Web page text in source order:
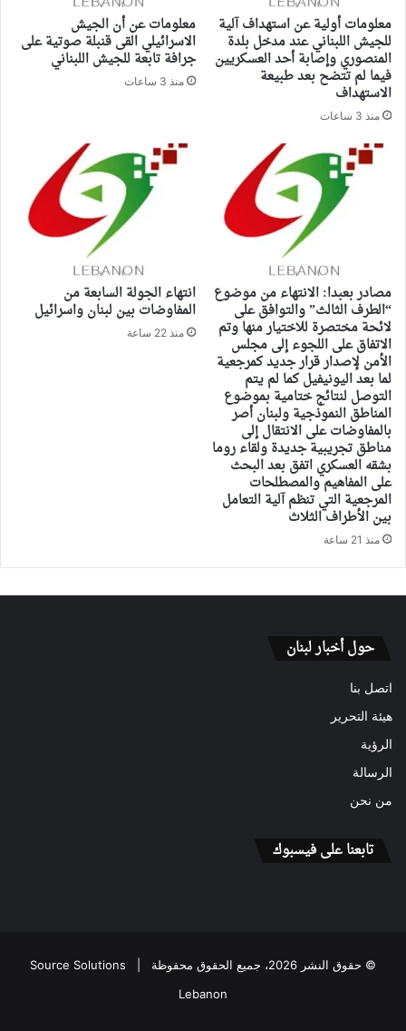
معلومات أولية عن استهداف آلية
للجيش اللبناني عند مدخل بلدة
المنصوري وإصابة أحد العسكريين
فيما لم تتضح بعد طبيعة
الاستهداف
منذ 3 ساعات
معلومات عن أن الجيش
الاسرائيلي القى قنبلة صوتية على
جرافة تابعة للجيش اللبناني
منذ 3 ساعات
مصادر بعبدا: الانتهاء من موضوع
“الطرف الثالث” والتوافق على
لائحة مختصرة للاختيار منها وتم
الاتفاق على اللجوء إلى مجلس
الأمن لإصدار قرار جديد كمرجعية
لما بعد اليونيفيل كما لم يتم
التوصل لنتائج ختامية بموضوع
المناطق النموذجية ولبنان أصر
بالمفاوضات على الانتقال إلى
مناطق تجريبية جديدة ولقاء روما
بشقه العسكري اتفق بعد البحث
على المفاهيم والمصطلحات
المرجعية التي تنظم آلية التعامل
بين الأطراف الثلاث
منذ 21 ساعة
انتهاء الجولة السابعة من
المفاوضات بين لبنان واسرائيل
منذ 22 ساعة
حول أخبار لبنان
اتصل بنا
هيئة التحرير
الرؤية
الرسالة
من نحن
تابعنا على فيسبوك
© حقوق النشر 2026، جميع الحقوق محفوظة |
Source Solutions
Lebanon